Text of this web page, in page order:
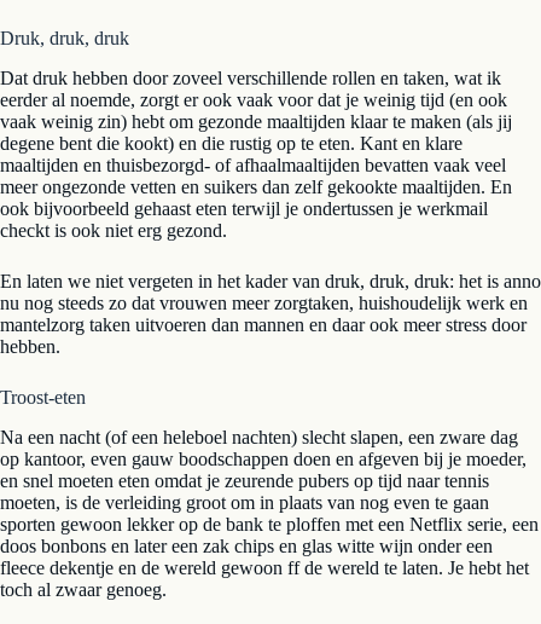
Druk, druk, druk
Dat druk hebben door zoveel verschillende rollen en taken, wat ik
eerder al noemde, zorgt er ook vaak voor dat je weinig tijd (en ook
vaak weinig zin) hebt om gezonde maaltijden klaar te maken (als jij
degene bent die kookt) en die rustig op te eten. Kant en klare
maaltijden en thuisbezorgd- of afhaalmaaltijden bevatten vaak veel
meer ongezonde vetten en suikers dan zelf gekookte maaltijden. En
ook bijvoorbeeld gehaast eten terwijl je ondertussen je werkmail
checkt is ook niet erg gezond.
En laten we niet vergeten in het kader van druk, druk, druk: het is anno
nu nog steeds zo dat vrouwen meer zorgtaken, huishoudelijk werk en
mantelzorg taken uitvoeren dan mannen en daar ook meer stress door
hebben.
Troost-eten
Na een nacht (of een heleboel nachten) slecht slapen, een zware dag
op kantoor, even gauw boodschappen doen en afgeven bij je moeder,
en snel moeten eten omdat je zeurende pubers op tijd naar tennis
moeten, is de verleiding groot om in plaats van nog even te gaan
sporten gewoon lekker op de bank te ploffen met een Netflix serie, een
doos bonbons en later een zak chips en glas witte wijn onder een
fleece dekentje en de wereld gewoon ff de wereld te laten. Je hebt het
toch al zwaar genoeg.